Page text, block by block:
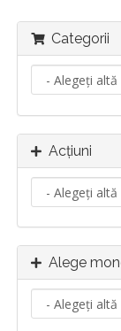
Categorii
Acțiuni
Alege